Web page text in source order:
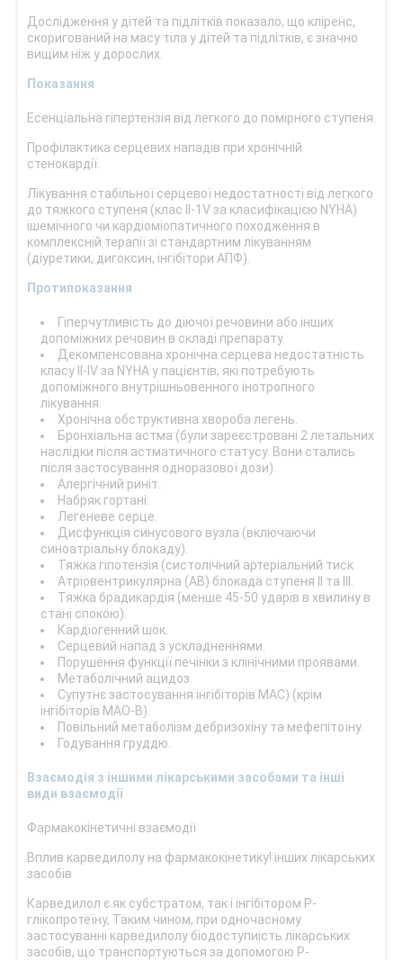
Дослідження у дітей та підлітків показало, що кліренс,
скоригований на масу тіла у дітей та підлітків, є значно
вищим ніж у дорослих.
Показання
Есенціальна гіпертензія від легкого до помірного ступеня.
Профілактика серцевих нападів при хронічній
стенокардії.
Лікування стабільної серцевої недостатності від легкого
до тяжкого ступеня (клас II-1V за класифікацією NYHA)
ішемічного чи кардіоміопатичного походження в
комплексній терапії зі стандартним лікуванням
(діуретики, дигоксин, інгібітори АПФ).
Протипоказання
Гіперчутливість до діючої речовини або інших
допоміжних речовин в складі препарату.
Декомпенсована хронічна серцева недостатність
класу II-IV за NYHA у пацієнтів, які потребують
допоміжного внутрішньовенного інотропного
лікування.
Хронічна обструктивна хвороба легень.
Бронхіальна астма (були зареєстровані 2 летальних
наслідки після астматичного статусу. Вони стались
після застосування одноразової дози).
Алергічний риніт.
Набряк гортані.
Легеневе серце.
Дисфункція синусового вузла (включаючи
синоатріальну блокаду).
Тяжка гіпотензія (систолічний артеріальний тиск
Атріовентрикулярна (АВ) блокада ступеня II та III.
Тяжка брадикардія (менше 45-50 ударів в хвилину в
стані спокою).
Кардіогенний шок.
Серцевий напад з ускладненнями.
Порушення функції печінки з клінічними проявами.
Метаболічний ацидоз.
Супутнє застосування інгібіторів МАС) (крім
інгібіторів МАО-В).
Повільний метаболізм дебризохіну та мефепітоїну.
Годування груддю.
Взаємодія з іншими лікарськими засобами та інші
види взаємодії
Фармакокінетичні взаємодії
Вплив карведилолу на фармакокінетику! інших лікарських
засобів
Карведилол є як субстратом, так і інгібітором Р-
глікопротеїну, Таким чином, при одночасному
застосуванні карведилолу біодоступиість лікарських
засобів, що транспортуються за допомогою Р-